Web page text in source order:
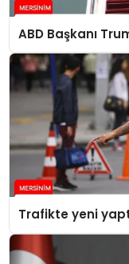
ABD Başkanı
Trafikte yeni